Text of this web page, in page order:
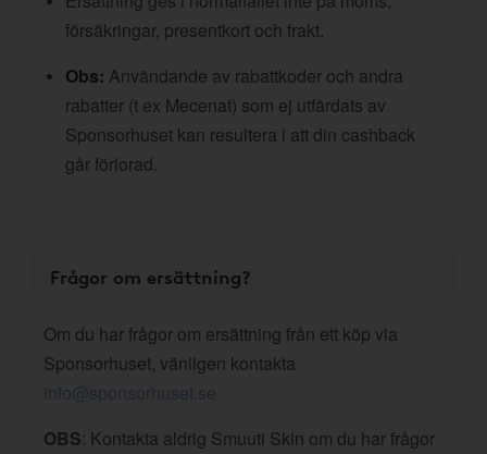
försäkringar, presentkort och frakt.
Obs: Användande av rabattkoder och andra
rabatter (t ex Mecenat) som ej utfärdats av
Sponsorhuset kan resultera i att din cashback
går förlorad.
Frågor om ersättning?
Om du har frågor om ersättning från ett köp via
Sponsorhuset, vänligen kontakta
info@sponsorhuset.se
OBS: Kontakta aldrig Smuuti Skin om du har frågor